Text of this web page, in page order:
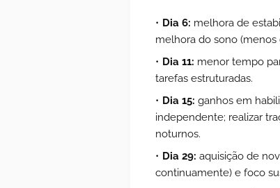
Dia 6: melhora de
melhora do sono (menos
Dia 11: menor tempo
tarefas estruturadas.
Dia 15: ganhos em
independente; realizar
noturnos.
Dia 29: aquisição de
continuamente) e foco